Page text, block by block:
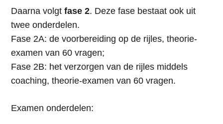
Daarna volgt fase 2. Deze fase bestaat ook uit
twee onderdelen.
Fase 2A: de voorbereiding op de rijles, theorie-
examen van 60 vragen;
Fase 2B: het verzorgen van de rijles middels
coaching, theorie-examen van 60 vragen.
Examen onderdelen: